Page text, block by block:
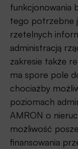
funkcjonowania
tego potrzebne
rzetelnych
administracją
zakresie także
ma spore pole
chociażby
poziomach
AMRON o
możliwość
finansowania